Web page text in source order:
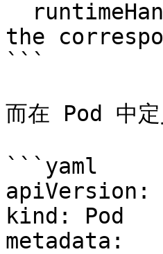
the
```
而在 Pod 中
```yaml
apiVersion:
kind: Pod
metadata: